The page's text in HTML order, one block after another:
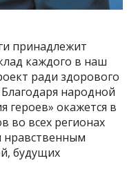
принадлежит
каждого в наш
ради здорового
народной
героев» окажется в
во всех регионах
нравственным
будущих